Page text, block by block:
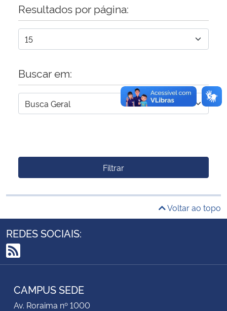
Advocacia-Geral da União
Banco Central do Brasil
Resultados por página:
Buscar em:
Filtrar
Voltar ao topo
REDES SOCIAIS:
RSS
CAMPUS SEDE
Av. Roraima nº 1000